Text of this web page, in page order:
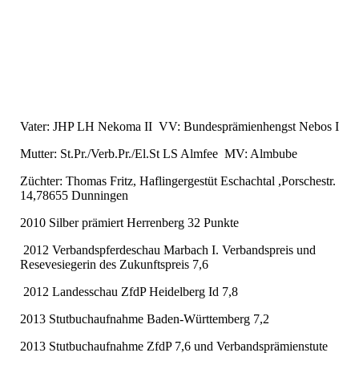
Vater: JHP LH Nekoma II VV: Bundesprämienhengst Nebos I
Mutter: St.Pr./Verb.Pr./El.St LS Almfee MV: Almbube
Züchter: Thomas Fritz, Haflingergestüt Eschachtal ,Porschestr.
14,78655 Dunningen
2010 Silber prämiert Herrenberg 32 Punkte
2012 Verbandspferdeschau Marbach I. Verbandspreis und
Resevesiegerin des Zukunftspreis 7,6
2012 Landesschau ZfdP Heidelberg Id 7,8
2013 Stutbuchaufnahme Baden-Württemberg 7,2
2013 Stutbuchaufnahme ZfdP 7,6 und Verbandsprämienstute